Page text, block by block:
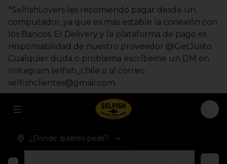
*SelfishLovers les recomiendo pagar desde un
computador, ya que es más estable la conexión con
los Bancos. El Delivery y la plataforma de pago es
responsabilidad de nuestro proveedor @GetJusto.
Cualquier duda o problema escríbeme un DM en
Instagram selfish_chile o al correo
selfishclientes@gmail.com.
Abrir menu de navegación
¿Dónde quieres pedir?